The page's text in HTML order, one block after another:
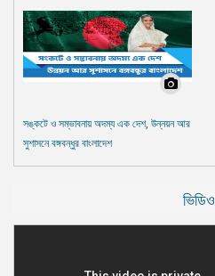
সঙ্কটে ও সম্ভাবনায় অদম্য এক দেশ, উন্নয়ন আর
সুশাসনে বঙ্গবন্ধুর বাংলাদেশ
ভিডিও